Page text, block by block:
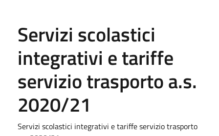
Servizi scolastici
integrativi e tariffe
servizio trasporto a.s.
2020/21
Servizi scolastici integrativi e tariffe servizio trasporto